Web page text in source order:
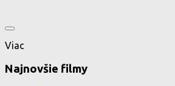
Viac
Najnovšie filmy